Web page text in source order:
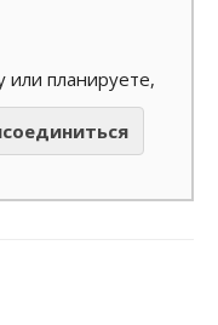
или планируете,